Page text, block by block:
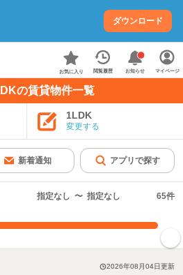
ダウンロード
お気に入り 閲覧履歴 お知らせ マイページ
の賃貸物件一覧
1LDK
変更する
新着通知 アプリで探す
指定なし 〜 指定なし 65件
2026年08月04日更新